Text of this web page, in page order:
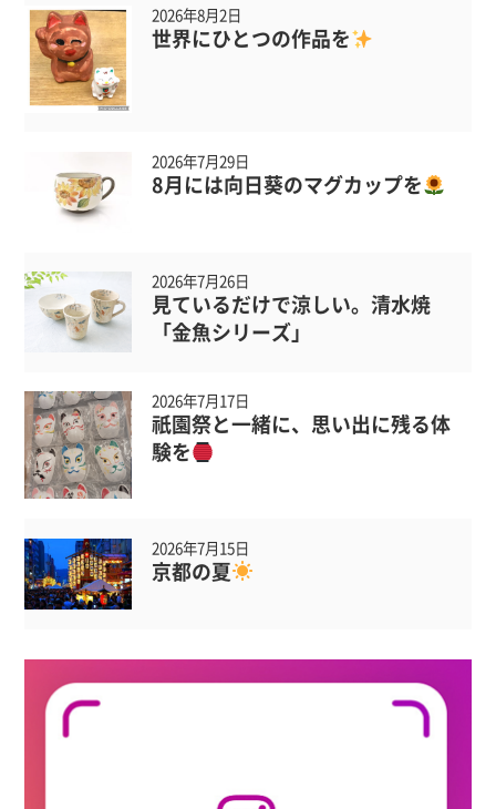
2026年8月2日
世界にひとつの作品を
2026年7月29日
8月には向日葵のマグカップを
2026年7月26日
見ているだけで涼しい。清水焼
「金魚シリーズ」
2026年7月17日
祇園祭と一緒に、思い出に残る体
験を
2026年7月15日
京都の夏